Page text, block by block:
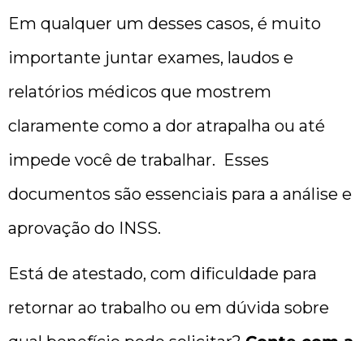
Em qualquer um desses casos, é muito
importante juntar exames, laudos e
relatórios médicos que mostrem
claramente como a dor atrapalha ou até
impede você de trabalhar. Esses
documentos são essenciais para a análise e
aprovação do INSS.
Está de atestado, com dificuldade para
retornar ao trabalho ou em dúvida sobre